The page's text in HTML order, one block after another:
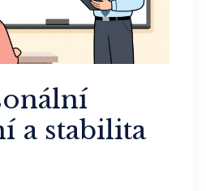
a stabilita